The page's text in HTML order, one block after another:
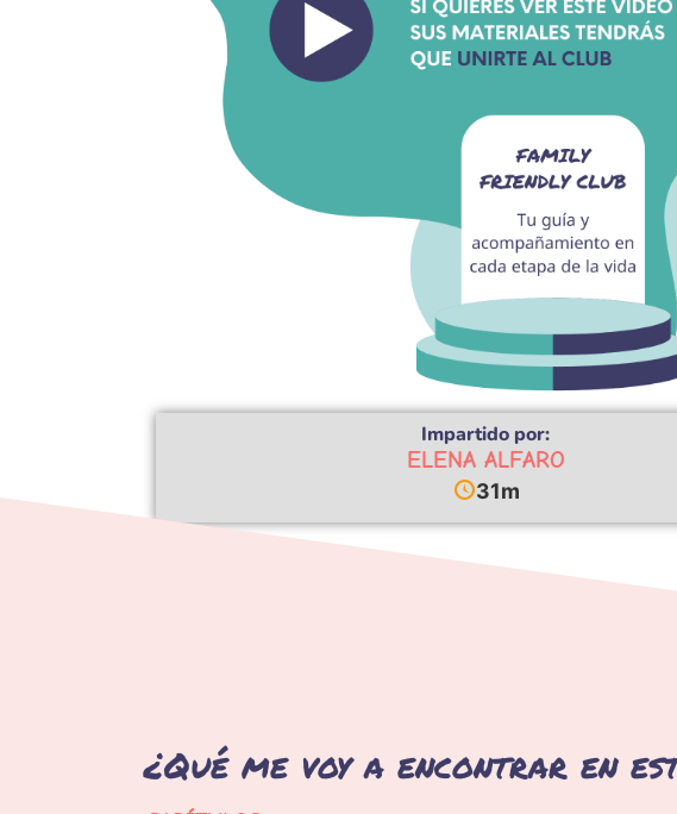
Impartido por:
ELENA ALFARO
31m
¿Qué me voy a encontrar en